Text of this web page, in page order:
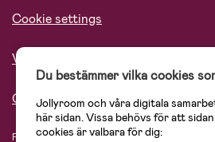
Cookie settings
Vårt ansvar
Om oss
På Jollyroom.se hittar du ett stort utbud av
Du bestämmer vilka cookies
Jollyroom och våra digitala
här sidan. Vissa behövs för att
cookies är valbara för dig: